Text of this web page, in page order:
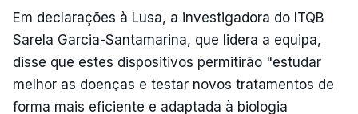
Em declarações à Lusa, a investigadora do ITQB
Sarela Garcia-Santamarina, que lidera a equipa,
disse que estes dispositivos permitirão "estudar
melhor as doenças e testar novos tratamentos de
forma mais eficiente e adaptada à biologia